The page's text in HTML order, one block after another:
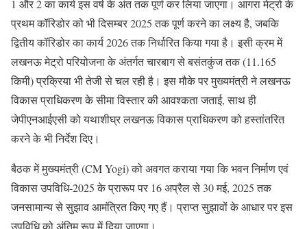
1 और 2 का कार्य इस वर्ष के अंत तक पूर्ण कर लिया जाएगा। आगरा मेट्रो के
प्रथम कॉरिडोर को भी दिसम्बर 2025 तक पूर्ण करने का लक्ष्य है, जबकि
द्वितीय कॉरिडोर का कार्य 2026 तक निर्धारित किया गया है। इसी क्रम में
लखनऊ मेट्रो परियोजना के अंतर्गत चारबाग से बसंतकुंज तक (11.165
किमी) प्रक्रिया भी तेजी से चल रही है। इस मौके पर मुख्यमंत्री ने लखनऊ
विकास प्राधिकरण के सीमा विस्तार की आवश्कता जताई, साथ ही
जेपीएनआईएसी को यथाशीघ्र लखनऊ विकास प्राधिकरण को हस्तांतरित
करने के भी निर्देश दिए।
बैठक में मुख्यमंत्री (CM Yogi) को अवगत कराया गया कि भवन निर्माण एवं
विकास उपविधि-2025 के प्रारूप पर 16 अप्रैल से 30 मई, 2025 तक
जनसामान्य से सुझाव आमंत्रित किए गए हैं। प्राप्त सुझावों के आधार पर इस
उपविधि को अंतिम रूप में दिया जाएगा।